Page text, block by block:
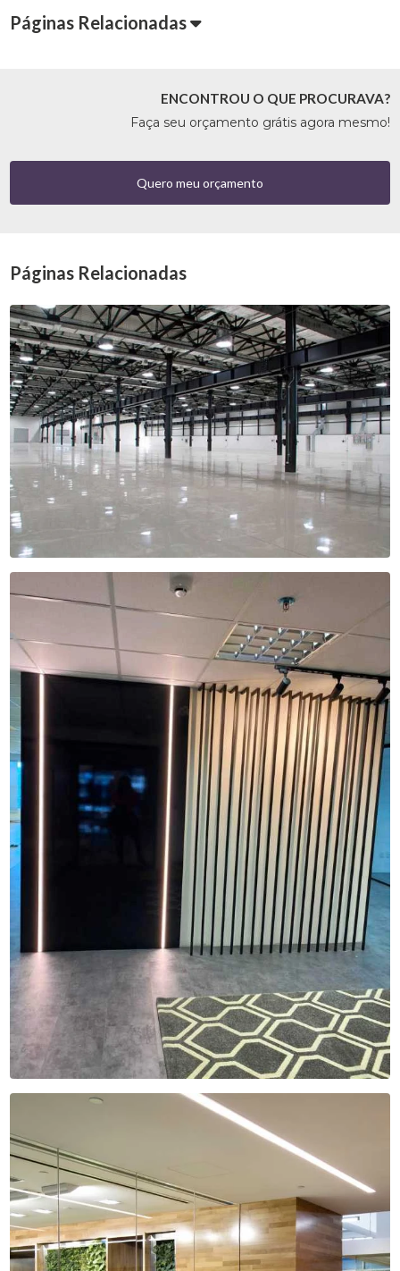
Páginas Relacionadas
ENCONTROU O QUE PROCURAVA?
Faça seu orçamento grátis agora mesmo!
Quero meu orçamento
Páginas Relacionadas